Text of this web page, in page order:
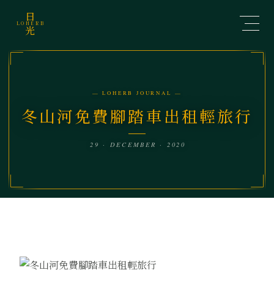
日
LOHERB
光
— LOHERB JOURNAL —
冬山河免費腳踏車出租輕旅行
29 · DECEMBER · 2020